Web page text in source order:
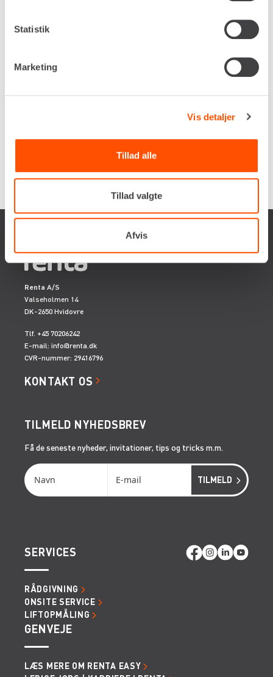
Statistik
Marketing
Vis detaljer
Tillad alle
Tillad valgte
Afvis
Renta A/S
Valseholmen 14
DK-2650 Hvidovre
Tlf. +45 70206242
E-mail: info@renta.dk
CVR-nummer: 29416796
KONTAKT OS
TILMELD NYHEDSBREV
Få de seneste nyheder, invitationer, tips og tricks m.m.
SERVICES
RÅDGIVNING
ONSITE SERVICE
LIFTOPMÅLING
GENVEJE
LÆS MERE OM RENTA EASY